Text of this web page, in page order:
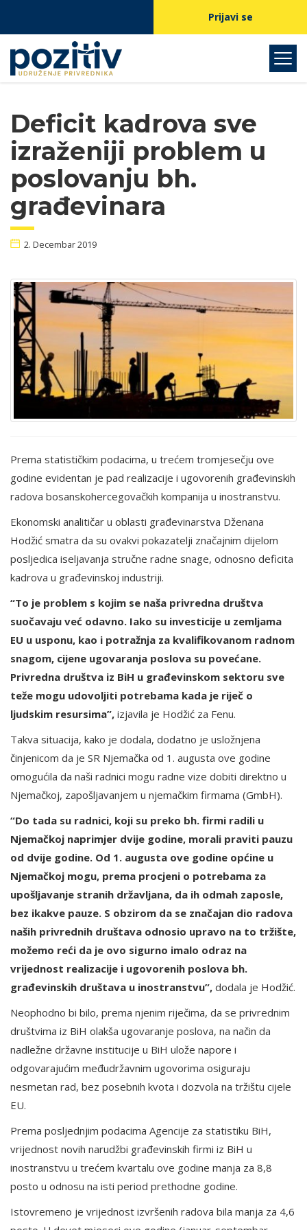
Prijavi se
Deficit kadrova sve
izraženiji problem u
poslovanju bh.
građevinara
2. Decembar 2019
Prema statističkim podacima, u trećem tromjesečju ove
godine evidentan je pad realizacije i ugovorenih građevinskih
radova bosanskohercegovačkih kompanija u inostranstvu.
Ekonomski analitičar u oblasti građevinarstva Dženana
Hodžić smatra da su ovakvi pokazatelji značajnim dijelom
posljedica iseljavanja stručne radne snage, odnosno deficita
kadrova u građevinskoj industriji.
“To je problem s kojim se naša privredna društva
suočavaju već odavno. Iako su investicije u zemljama
EU u usponu, kao i potražnja za kvalifikovanom radnom
snagom, cijene ugovaranja poslova su povećane.
Privredna društva iz BiH u građevinskom sektoru sve
teže mogu udovoljiti potrebama kada je riječ o
ljudskim resursima”, izjavila je Hodžić za Fenu.
Takva situacija, kako je dodala, dodatno je usložnjena
činjenicom da je SR Njemačka od 1. augusta ove godine
omogućila da naši radnici mogu radne vize dobiti direktno u
Njemačkoj, zapošljavanjem u njemačkim firmama (GmbH).
“Do tada su radnici, koji su preko bh. firmi radili u
Njemačkoj naprimjer dvije godine, morali praviti pauzu
od dvije godine. Od 1. augusta ove godine općine u
Njemačkoj mogu, prema procjeni o potrebama za
upošljavanje stranih državljana, da ih odmah zaposle,
bez ikakve pauze. S obzirom da se značajan dio radova
naših privrednih društava odnosio upravo na to tržište,
možemo reći da je ovo sigurno imalo odraz na
vrijednost realizacije i ugovorenih poslova bh.
građevinskih društava u inostranstvu”, dodala je Hodžić.
Neophodno bi bilo, prema njenim riječima, da se privrednim
društvima iz BiH olakša ugovaranje poslova, na način da
nadležne državne institucije u BiH ulože napore i
odgovarajućim međudržavnim ugovorima osiguraju
nesmetan rad, bez posebnih kvota i dozvola na tržištu cijele
EU.
Prema posljednjim podacima Agencije za statistiku BiH,
vrijednost novih narudžbi građevinskih firmi iz BiH u
inostranstvu u trećem kvartalu ove godine manja za 8,8
posto u odnosu na isti period prethodne godine.
Istovremeno je vrijednost izvršenih radova bila manja za 4,6